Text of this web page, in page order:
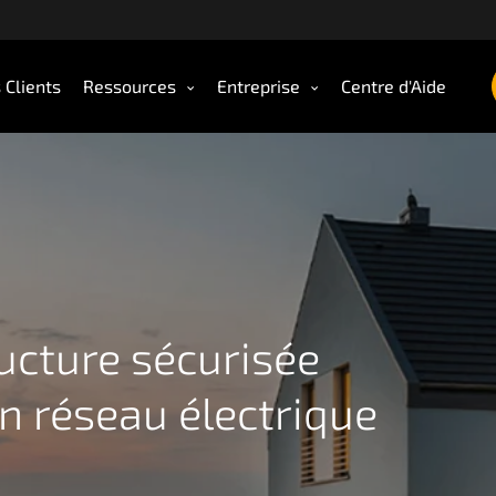
Clients Ressources Entreprise Centre d'Aide
sécurisée
réseau électrique